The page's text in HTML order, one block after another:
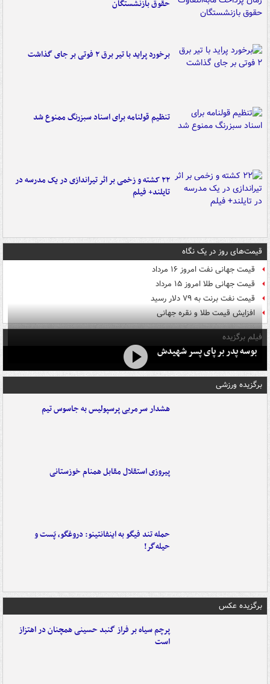
حقوق بازنشستگان
برخورد پراید با تیر برق ۲ فوتی بر جای گذاشت
تنظیم قولنامه برای اسناد سبزرنگ ممنوع شد
۲۲ کشته و زخمی بر اثر تیراندازی در یک مدرسه در
تایلند+ فیلم
قیمت‌های روز در یک نگاه
قیمت جهانی نفت امروز ۱۶ مرداد
قیمت جهانی طلا امروز ۱۵ مرداد
قیمت نفت برنت به ۷۹ دلار رسید
افزایش قیمت طلا و نقره جهانی
فیلم برگزیده
بوسه‌ پدر بر پای پسر شهیدش
برگزیده ورزشی
هشدار سرمربی پرسپولیس به جاسوس تیم
پیروزی استقلال مقابل همنام خوزستانی
حمله تند فیگو به اینفانتینو: دروغگو، پَست‌ و
حیله‌گر!
برگزیده عکس
پرچم سیاه بر فراز گنبد حسینی همچنان در اهتزاز
است